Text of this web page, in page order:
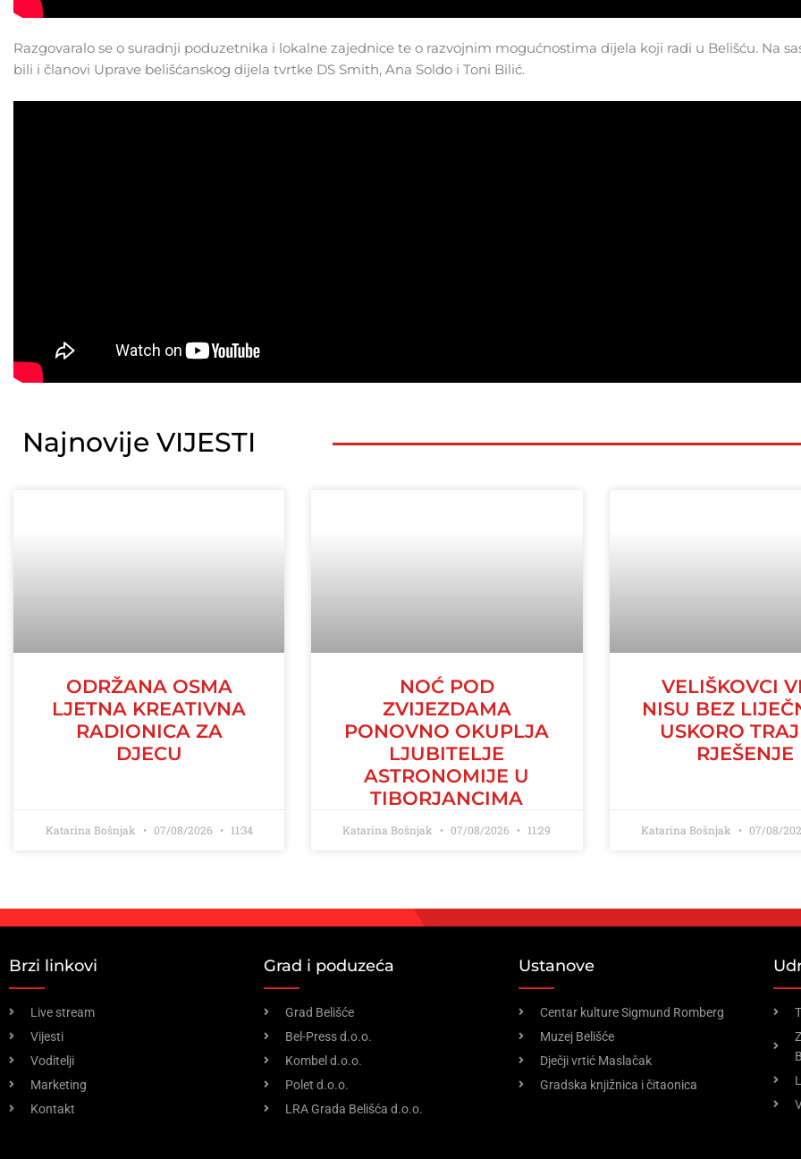
Razgovaralo se o suradnji poduzetnika i lokalne zajednice te o razvojnim mogućnostima dijela koji radi u Belišću. Na
bili i članovi Uprave belišćanskog dijela tvrtke DS Smith, Ana Soldo i Toni Bilić.
Najnovije VIJESTI
ODRŽANA OSMA
LJETNA KREATIVNA
RADIONICA ZA
DJECU
Katarina Bošnjak 07/08/2026 11:34
NOĆ POD
ZVIJEZDAMA
PONOVNO OKUPLJA
LJUBITELJE
ASTRONOMIJE U
TIBORJANCIMA
Katarina Bošnjak 07/08/2026 11:29
VELIŠKOVCI
NISU BEZ
USKORO
RJEŠENJE
Katarina Bošnjak 07/08/
Brzi linkovi
Live stream
Vijesti
Voditelji
Marketing
Kontakt
Grad i poduzeća
Grad Belišće
Bel-Press d.o.o.
Kombel d.o.o.
Polet d.o.o.
LRA Grada Belišća d.o.o.
Ustanove
Centar kulture Sigmund Romberg
Muzej Belišće
Dječji vrtić Maslačak
Gradska knjižnica i čitaonica